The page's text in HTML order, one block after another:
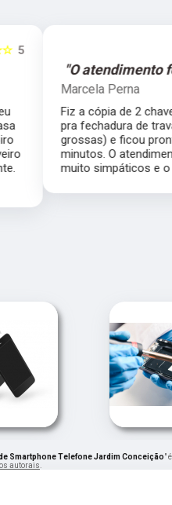
foi excelente."
2 chaves uma simples e outra
de travamento (aquelas
pronta em menos de 15
foi excelente, todos
e o preço justo ao serviço!!
Smartphone Telefone Jardim Conceição"
autorais